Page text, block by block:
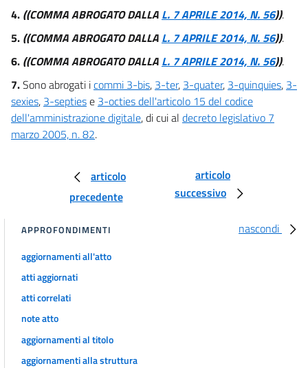
4. ((COMMA ABROGATO DALLA L. 7 APRILE 2014, N. 56)).
5. ((COMMA ABROGATO DALLA L. 7 APRILE 2014, N. 56)).
6. ((COMMA ABROGATO DALLA L. 7 APRILE 2014, N. 56)).
7.Sono abrogati icommi 3-bis, 3-ter, 3-quater, 3-quinquies, 3-
sexies, 3-septiese 3-octies dell'articolo 15 del codice
dell'amministrazione digitale, di cui al decreto legislativo 7
marzo 2005, n. 82.
articolo
precedente
articolo
successivo
nascondi
APPROFONDIMENTI
aggiornamenti all'atto
atti aggiornati
atti correlati
note atto
aggiornamenti al titolo
aggiornamenti alla struttura